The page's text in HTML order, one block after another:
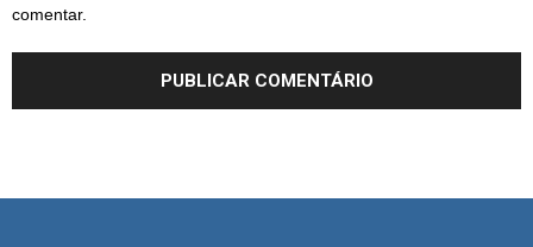
comentar.